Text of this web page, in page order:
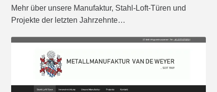
Mehr über unsere Manufaktur, Stahl-Loft-Türen und
Projekte der letzten Jahrzehnte…